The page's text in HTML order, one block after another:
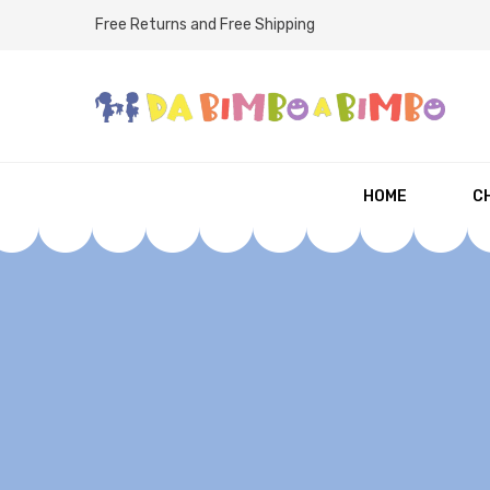
Free Returns and Free Shipping
HOME